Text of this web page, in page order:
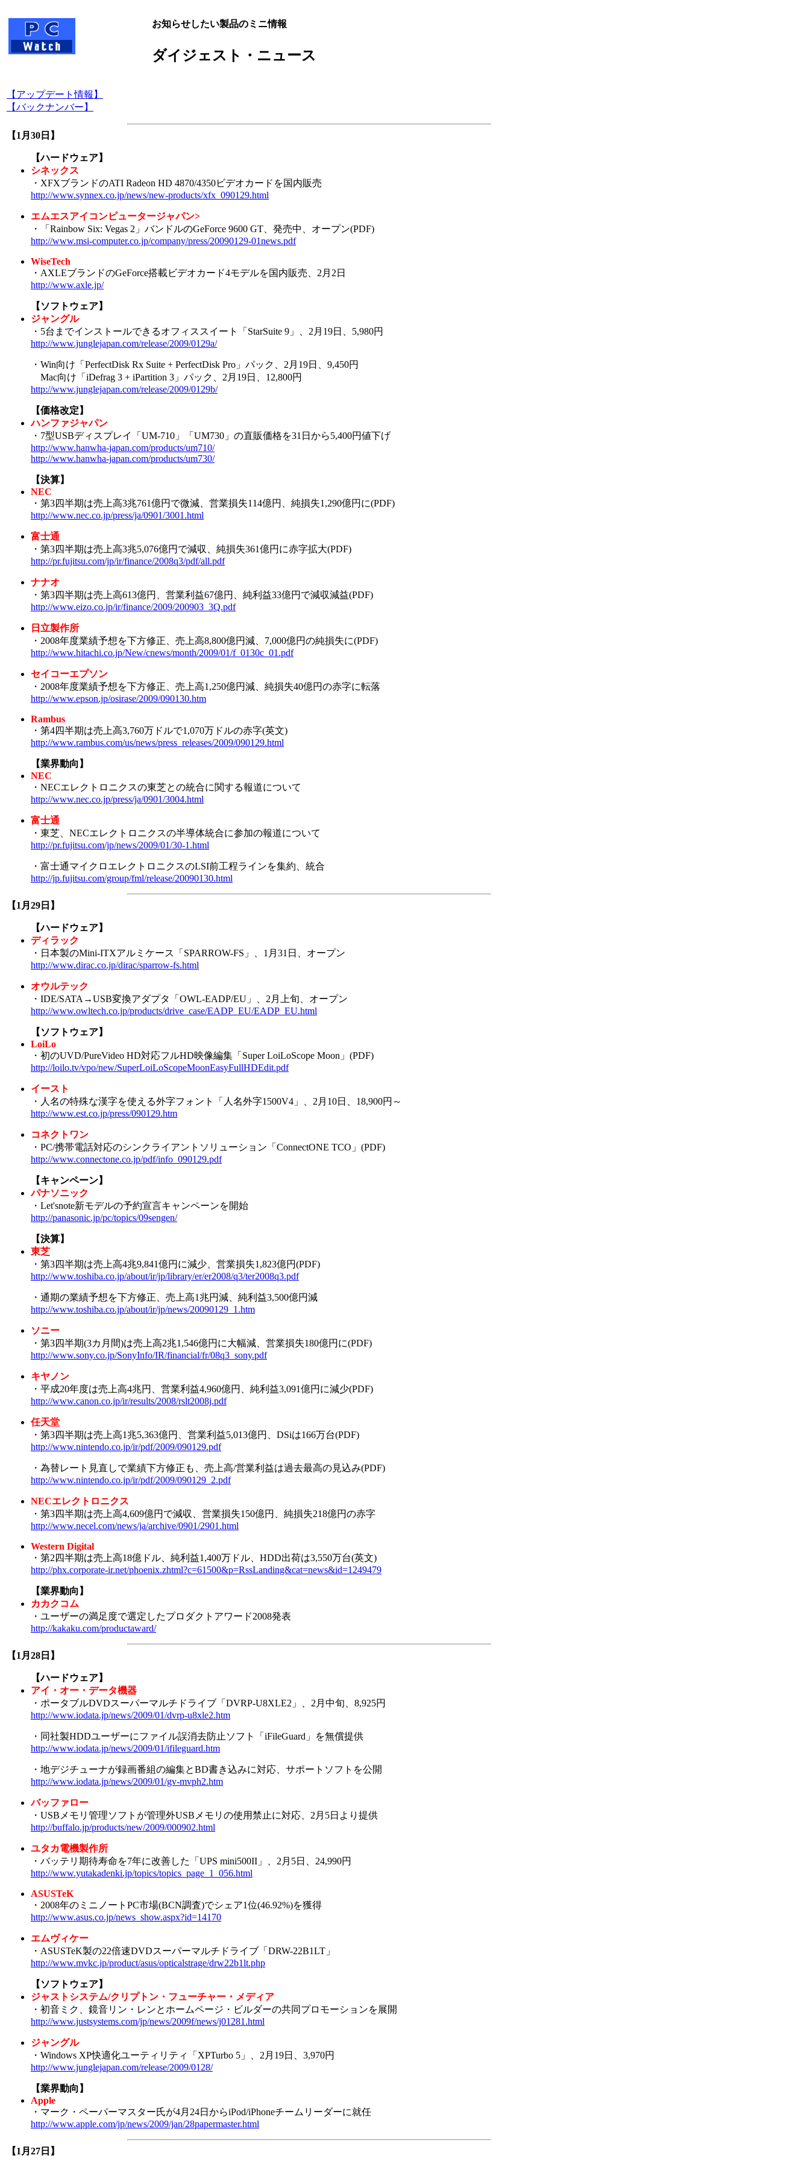
お知らせしたい製品のミニ情報
ダイジェスト・ニュース
【アップデート情報】
【バックナンバー】
【1月30日】
【ハードウェア】
シネックス
・XFXブランドのATI Radeon HD 4870/4350ビデオカードを国内販売
http://www.synnex.co.jp/news/new-products/xfx_090129.html
エムエスアイコンピュータージャパン>
・「Rainbow Six: Vegas 2」バンドルのGeForce 9600 GT、発売中、オープン(PDF)
http://www.msi-computer.co.jp/company/press/20090129-01news.pdf
WiseTech
・AXLEブランドのGeForce搭載ビデオカード4モデルを国内販売、2月2日
http://www.axle.jp/
【ソフトウェア】
ジャングル
・5台までインストールできるオフィススイート「StarSuite 9」、2月19日、5,980円
http://www.junglejapan.com/release/2009/0129a/
・Win向け「PerfectDisk Rx Suite + PerfectDisk Pro」パック、2月19日、9,450円
Mac向け「iDefrag 3 + iPartition 3」パック、2月19日、12,800円
http://www.junglejapan.com/release/2009/0129b/
【価格改定】
ハンファジャパン
・7型USBディスプレイ「UM-710」「UM730」の直販価格を31日から5,400円値下げ
http://www.hanwha-japan.com/products/um710/
http://www.hanwha-japan.com/products/um730/
【決算】
NEC
・第3四半期は売上高3兆761億円で微減、営業損失114億円、純損失1,290億円に(PDF)
http://www.nec.co.jp/press/ja/0901/3001.html
富士通
・第3四半期は売上高3兆5,076億円で減収、純損失361億円に赤字拡大(PDF)
http://pr.fujitsu.com/jp/ir/finance/2008q3/pdf/all.pdf
ナナオ
・第3四半期は売上高613億円、営業利益67億円、純利益33億円で減収減益(PDF)
http://www.eizo.co.jp/ir/finance/2009/200903_3Q.pdf
日立製作所
・2008年度業績予想を下方修正、売上高8,800億円減、7,000億円の純損失に(PDF)
http://www.hitachi.co.jp/New/cnews/month/2009/01/f_0130c_01.pdf
セイコーエプソン
・2008年度業績予想を下方修正、売上高1,250億円減、純損失40億円の赤字に転落
http://www.epson.jp/osirase/2009/090130.htm
Rambus
・第4四半期は売上高3,760万ドルで1,070万ドルの赤字(英文)
http://www.rambus.com/us/news/press_releases/2009/090129.html
【業界動向】
NEC
・NECエレクトロニクスの東芝との統合に関する報道について
http://www.nec.co.jp/press/ja/0901/3004.html
富士通
・東芝、NECエレクトロニクスの半導体統合に参加の報道について
http://pr.fujitsu.com/jp/news/2009/01/30-1.html
・富士通マイクロエレクトロニクスのLSI前工程ラインを集約、統合
http://jp.fujitsu.com/group/fml/release/20090130.html
【1月29日】
【ハードウェア】
ディラック
・日本製のMini-ITXアルミケース「SPARROW-FS」、1月31日、オープン
http://www.dirac.co.jp/dirac/sparrow-fs.html
オウルテック
・IDE/SATA→USB変換アダプタ「OWL-EADP/EU」、2月上旬、オープン
http://www.owltech.co.jp/products/drive_case/EADP_EU/EADP_EU.html
【ソフトウェア】
LoiLo
・初のUVD/PureVideo HD対応フルHD映像編集「Super LoiLoScope Moon」(PDF)
http://loilo.tv/vpo/new/SuperLoiLoScopeMoonEasyFullHDEdit.pdf
イースト
・人名の特殊な漢字を使える外字フォント「人名外字1500V4」、2月10日、18,900円～
http://www.est.co.jp/press/090129.htm
コネクトワン
・PC/携帯電話対応のシンクライアントソリューション「ConnectONE TCO」(PDF)
http://www.connectone.co.jp/pdf/info_090129.pdf
【キャンペーン】
パナソニック
・Let'snote新モデルの予約宣言キャンペーンを開始
http://panasonic.jp/pc/topics/09sengen/
【決算】
東芝
・第3四半期は売上高4兆9,841億円に減少、営業損失1,823億円(PDF)
http://www.toshiba.co.jp/about/ir/jp/library/er/er2008/q3/ter2008q3.pdf
・通期の業績予想を下方修正、売上高1兆円減、純利益3,500億円減
http://www.toshiba.co.jp/about/ir/jp/news/20090129_1.htm
ソニー
・第3四半期(3カ月間)は売上高2兆1,546億円に大幅減、営業損失180億円に(PDF)
http://www.sony.co.jp/SonyInfo/IR/financial/fr/08q3_sony.pdf
キヤノン
・平成20年度は売上高4兆円、営業利益4,960億円、純利益3,091億円に減少(PDF)
http://www.canon.co.jp/ir/results/2008/rslt2008j.pdf
任天堂
・第3四半期は売上高1兆5,363億円、営業利益5,013億円、DSiは166万台(PDF)
http://www.nintendo.co.jp/ir/pdf/2009/090129.pdf
・為替レート見直しで業績下方修正も、売上高/営業利益は過去最高の見込み(PDF)
http://www.nintendo.co.jp/ir/pdf/2009/090129_2.pdf
NECエレクトロニクス
・第3四半期は売上高4,609億円で減収、営業損失150億円、純損失218億円の赤字
http://www.necel.com/news/ja/archive/0901/2901.html
Western Digital
・第2四半期は売上高18億ドル、純利益1,400万ドル、HDD出荷は3,550万台(英文)
http://phx.corporate-ir.net/phoenix.zhtml?c=61500&p=RssLanding&cat=news&id=1249479
【業界動向】
カカクコム
・ユーザーの満足度で選定したプロダクトアワード2008発表
http://kakaku.com/productaward/
【1月28日】
【ハードウェア】
アイ・オー・データ機器
・ポータブルDVDスーパーマルチドライブ「DVRP-U8XLE2」、2月中旬、8,925円
http://www.iodata.jp/news/2009/01/dvrp-u8xle2.htm
・同社製HDDユーザーにファイル誤消去防止ソフト「iFileGuard」を無償提供
http://www.iodata.jp/news/2009/01/ifileguard.htm
・地デジチューナが録画番組の編集とBD書き込みに対応、サポートソフトを公開
http://www.iodata.jp/news/2009/01/gv-mvph2.htm
バッファロー
・USBメモリ管理ソフトが管理外USBメモリの使用禁止に対応、2月5日より提供
http://buffalo.jp/products/new/2009/000902.html
ユタカ電機製作所
・バッテリ期待寿命を7年に改善した「UPS mini500II」、2月5日、24,990円
http://www.yutakadenki.jp/topics/topics_page_1_056.html
ASUSTeK
・2008年のミニノートPC市場(BCN調査)でシェア1位(46.92%)を獲得
http://www.asus.co.jp/news_show.aspx?id=14170
エムヴィケー
・ASUSTeK製の22倍速DVDスーパーマルチドライブ「DRW-22B1LT」
http://www.mvkc.jp/product/asus/opticalstrage/drw22b1lt.php
【ソフトウェア】
ジャストシステム/クリプトン・フューチャー・メディア
・初音ミク、鏡音リン・レンとホームページ・ビルダーの共同プロモーションを展開
http://www.justsystems.com/jp/news/2009f/news/j01281.html
ジャングル
・Windows XP快適化ユーティリティ「XPTurbo 5」、2月19日、3,970円
http://www.junglejapan.com/release/2009/0128/
【業界動向】
Apple
・マーク・ペーパーマスター氏が4月24日からiPod/iPhoneチームリーダーに就任
http://www.apple.com/jp/news/2009/jan/28papermaster.html
【1月27日】